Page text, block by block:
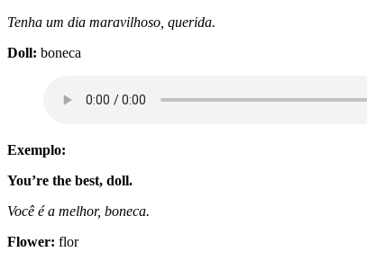
Tenha um dia maravilhoso, querida.
Doll: boneca
Exemplo:
You’re the best, doll.
Você é a melhor, boneca.
Flower: flor